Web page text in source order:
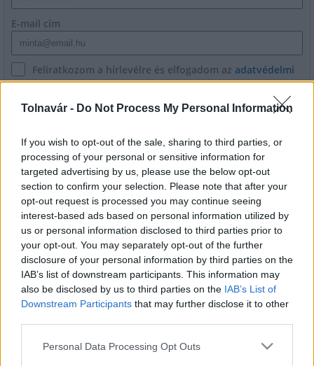
Tolnavár - Do Not Process My Personal Information
If you wish to opt-out of the sale, sharing to third parties, or
processing of your personal or sensitive information for
targeted advertising by us, please use the below opt-out
section to confirm your selection. Please note that after your
opt-out request is processed you may continue seeing
interest-based ads based on personal information utilized by
us or personal information disclosed to third parties prior to
your opt-out. You may separately opt-out of the further
disclosure of your personal information by third parties on the
IAB’s list of downstream participants. This information may
also be disclosed by us to third parties on the IAB’s List of
Downstream Participants that may further disclose it to other
Please note that this website/app uses one or more Google
Personal Data Processing Opt Outs
E-mail cím
Feliratkozom a hírlevélre és elfogadom az adatvédelmi
szabályzatot!
FELIRATKOZÁS
LEGFRISSEBB
Országos hírek
KECSKEMÉTEN IS SZAKIRÁNYÚ
TOVÁBBKÉPZÉSEKKEL ERŐSÍT A GÁL FERENC
EGYETEM
Országos hírek